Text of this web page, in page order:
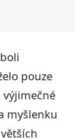
pouze
myšlenku